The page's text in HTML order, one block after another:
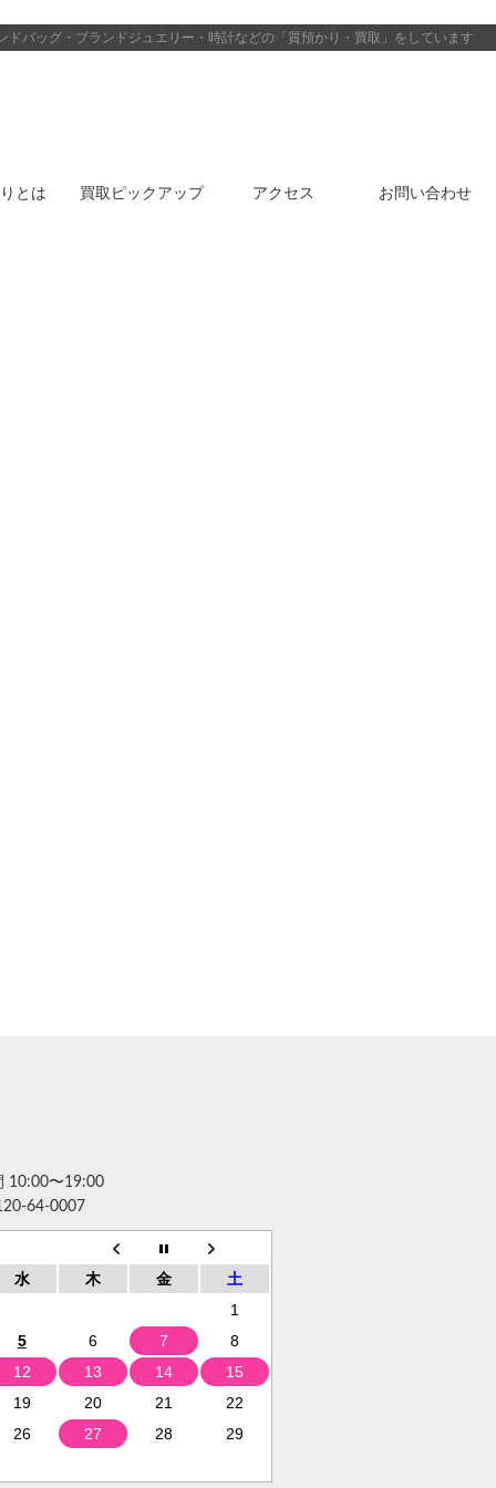
ドバッグ・ブランドジュエリー・時計などの「質預かり・買取」をしています
とは 買取ピックアップ アクセス お問い合わせ
10:00〜19:00
64-0007
水 木 金
土
1
5
6 7
8
12
13 14
15
19
20 21
22
26
27 28 29